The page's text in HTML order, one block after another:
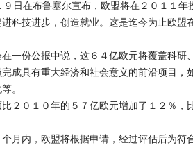
日在布鲁塞尔宣布，欧盟将在２０１１年
科技进步，创造就业。这是迄今为止欧盟
份公报中说，这６４亿欧元将覆盖科研
成具有重大经济和社会意义的前沿项目，
。
０１０年的５７亿欧元增加了１２％，
内，欧盟将根据申请，经过评估后为符